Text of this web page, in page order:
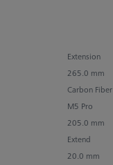
Extension
265.0 mm
Carbon Fiber
M5 Pro
205.0 mm
Extend
20.0 mm